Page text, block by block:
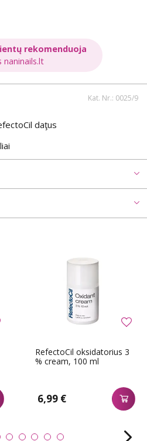
rekomenduoja
naninails.lt
Kat. Nr.: 0025/9
daţus
RefectoCil oksidatorius 3
% cream, 100 ml
6,99 €